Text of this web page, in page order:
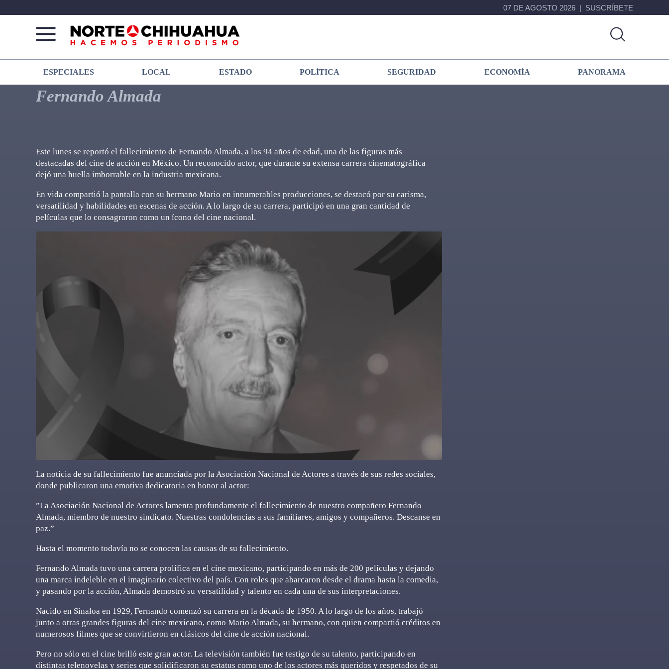
07 DE AGOSTO 2026 SUSCRÍBETE
Norte
De
Chihuahua
Más
que
noticias,
hacemos periodismo
ESPECIALES LOCAL ESTADO POLÍTICA SEGURIDAD ECONOMÍA PANORAMA
Fernando Almada
Este lunes se reportó el fallecimiento de Fernando Almada, a los 94 años de edad, una de las figuras más
destacadas del cine de acción en México. Un reconocido actor, que durante su extensa carrera cinematográfica
dejó una huella imborrable en la industria mexicana.
En vida compartió la pantalla con su hermano Mario en innumerables producciones, se destacó por su carisma,
versatilidad y habilidades en escenas de acción. A lo largo de su carrera, participó en una gran cantidad de
películas que lo consagraron como un ícono del cine nacional.
La noticia de su fallecimiento fue anunciada por la Asociación Nacional de Actores a través de sus redes sociales,
donde publicaron una emotiva dedicatoria en honor al actor:
”La Asociación Nacional de Actores lamenta profundamente el fallecimiento de nuestro compañero Fernando
Almada, miembro de nuestro sindicato. Nuestras condolencias a sus familiares, amigos y compañeros. Descanse en
paz.”
Hasta el momento todavía no se conocen las causas de su fallecimiento.
Fernando Almada tuvo una carrera prolífica en el cine mexicano, participando en más de 200 películas y dejando
una marca indeleble en el imaginario colectivo del país. Con roles que abarcaron desde el drama hasta la comedia,
y pasando por la acción, Almada demostró su versatilidad y talento en cada una de sus interpretaciones.
Nacido en Sinaloa en 1929, Fernando comenzó su carrera en la década de 1950. A lo largo de los años, trabajó
junto a otras grandes figuras del cine mexicano, como Mario Almada, su hermano, con quien compartió créditos en
numerosos filmes que se convirtieron en clásicos del cine de acción nacional.
Pero no sólo en el cine brilló este gran actor. La televisión también fue testigo de su talento, participando en
distintas telenovelas y series que solidificaron su estatus como uno de los actores más queridos y respetados de su